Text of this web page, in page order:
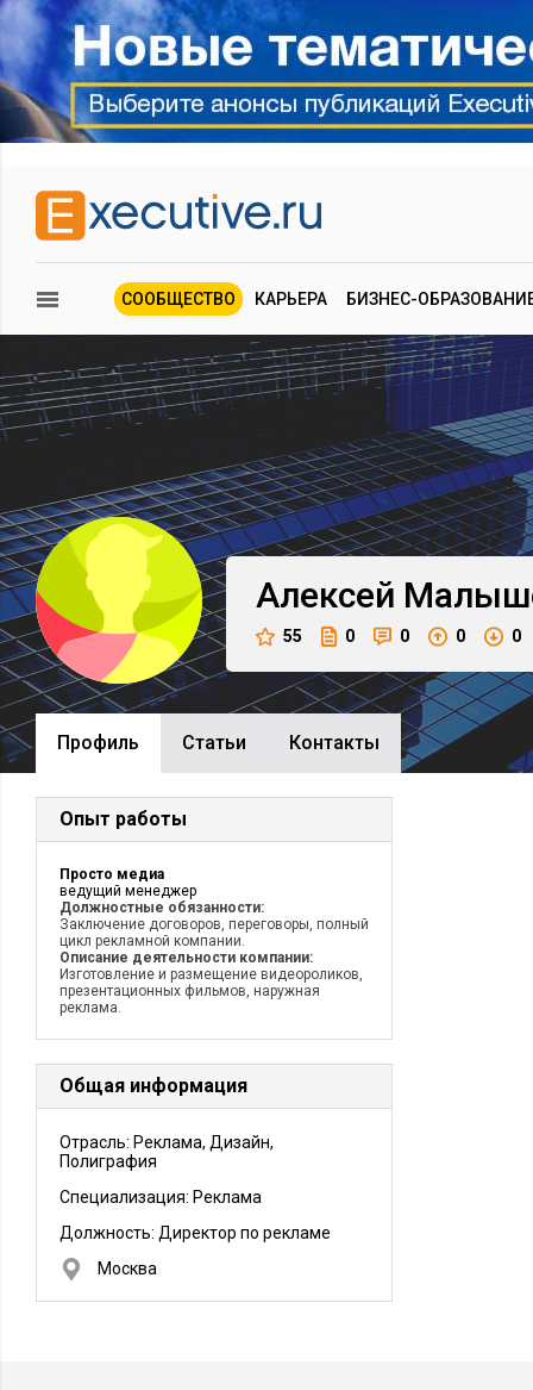
СООБЩЕСТВО КАРЬЕРА БИЗНЕС-
Алексей
55 0 0 0 0
Профиль Cтатьи Контакты
Опыт работы
Просто медиа
ведущий менеджер
Должностные обязанности:
Заключение договоров, переговоры, полный
цикл рекламной компании.
Описание деятельности компании:
Изготовление и размещение видеороликов,
презентационных фильмов, наружная
реклама.
Общая информация
Отрасль: Реклама, Дизайн,
Полиграфия
Специализация: Реклама
Должность: Директор по рекламе
Москва